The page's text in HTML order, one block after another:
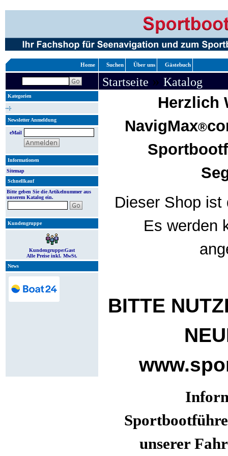
Home Suchen Über uns Gästebuch
Startseite » Katalog
Kategorien
Newsletter Anmeldung
eMail
Informationen
Sitemap
Schnellkauf
Bitte geben Sie die Artikelnummer aus
unserem Katalog ein.
Kundengruppe
Kundengruppe:Gast
Alle Preise inkl. MwSt.
News
Herzlich
NavigMax®
Dieser Shop
Es werden
BITTE
unserer